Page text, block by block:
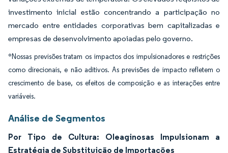
investimento inicial estão concentrando a participação no
mercado entre entidades corporativas bem capitalizadas e
empresas de desenvolvimento apoiadas pelo governo.
*Nossas previsões tratam os impactos dos impulsionadores e restrições
como direcionais, e não aditivos. As previsões de impacto refletem o
crescimento de base, os efeitos de composição e as interações entre
variáveis.
Análise de Segmentos
Por Tipo de Cultura: Oleaginosas Impulsionam a
Estratégia de Substituição de Importações